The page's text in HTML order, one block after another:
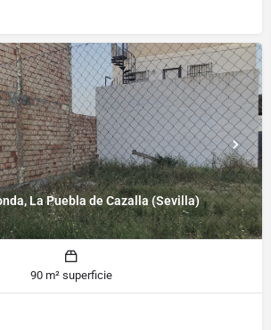
La Puebla de Cazalla (Sevilla)
90 m² superficie